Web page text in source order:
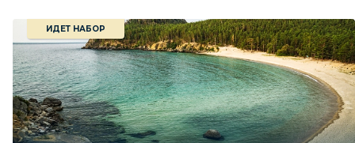
ИДЕТ НАБОР